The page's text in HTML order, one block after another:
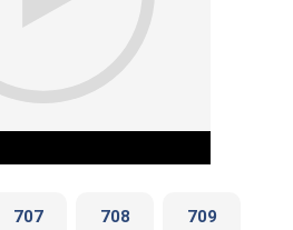
707 708 709